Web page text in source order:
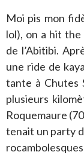
Moi pis mon
lol), on a hit
de l’Abitibi.
une ride de
tante à Chutes
plusieurs
Roquemaure
tenait un party